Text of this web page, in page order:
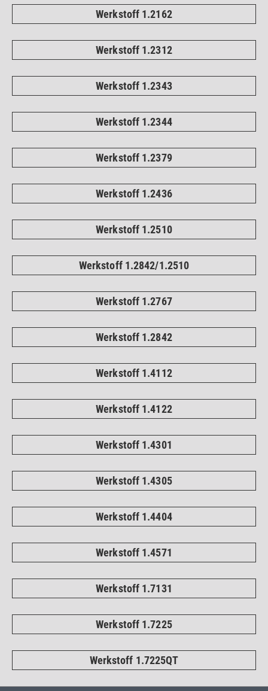
Werkstoff 1.2162
Werkstoff 1.2312
Werkstoff 1.2343
Werkstoff 1.2344
Werkstoff 1.2379
Werkstoff 1.2436
Werkstoff 1.2510
Werkstoff 1.2842/1.2510
Werkstoff 1.2767
Werkstoff 1.2842
Werkstoff 1.4112
Werkstoff 1.4122
Werkstoff 1.4301
Werkstoff 1.4305
Werkstoff 1.4404
Werkstoff 1.4571
Werkstoff 1.7131
Werkstoff 1.7225
Werkstoff 1.7225QT